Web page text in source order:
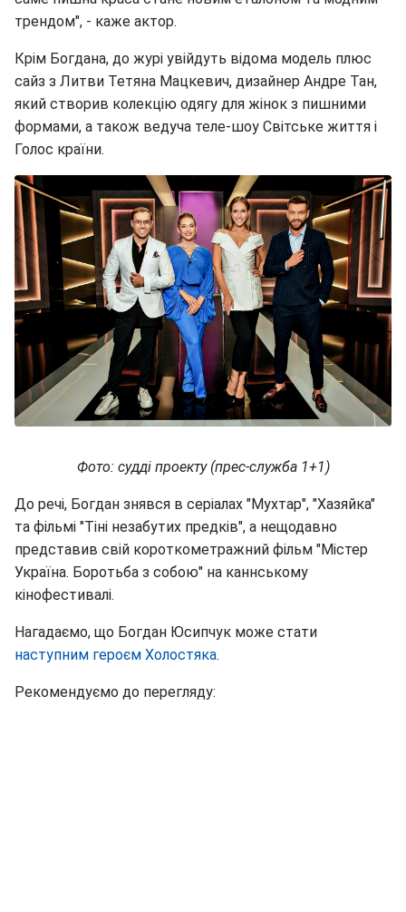
трендом", - каже актор.
Крім Богдана, до журі увійдуть відома модель плюс
сайз з Литви Тетяна Мацкевич, дизайнер Андре Тан,
який створив колекцію одягу для жінок з пишними
формами, а також ведуча теле-шоу Світське життя і
Голос країни.
Фото: судді проекту (прес-служба 1+1)
До речі, Богдан знявся в серіалах "Мухтар", "Хазяйка"
та фільмі "Тіні незабутих предків", а нещодавно
представив свій короткометражний фільм "Містер
Україна. Боротьба з собою" на каннському
кінофестивалі.
Нагадаємо, що Богдан Юсипчук може стати
наступним героєм Холостяка.
Рекомендуємо до перегляду: